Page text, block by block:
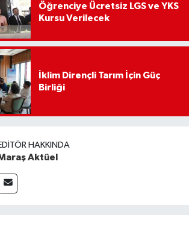
Öğrenciye Ücretsiz LGS ve YKS
Kursu Verilecek
İklim Dirençli Tarım İçin Güç
Birliği
HAKKINDA
Aktüel